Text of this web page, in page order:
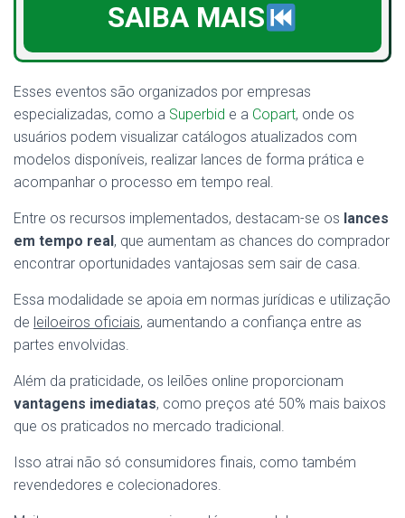
SAIBA MAIS
Esses eventos são organizados por empresas
especializadas, como a Superbid e a Copart, onde os
usuários podem visualizar catálogos atualizados com
modelos disponíveis, realizar lances de forma prática e
acompanhar o processo em tempo real.
Entre os recursos implementados, destacam-se os lances
em tempo real , que aumentam as chances do comprador
encontrar oportunidades vantajosas sem sair de casa.
Essa modalidade se apoia em normas jurídicas e utilização
de leiloeiros oficiais, aumentando a confiança entre as
partes envolvidas.
Além da praticidade, os leilões online proporcionam
vantagens imediatas, como preços até 50% mais baixos
que os praticados no mercado tradicional.
Isso atrai não só consumidores finais, como também
revendedores e colecionadores.